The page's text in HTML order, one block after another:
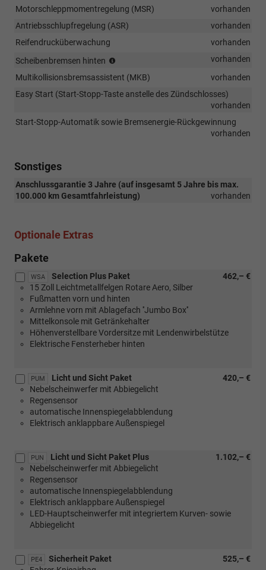
Motorschleppmomentregelung (MSR)
vorhanden
Antriebsschlupfregelung (ASR)
vorhanden
Reifendrucküberwachung
vorhanden
Scheibenbremsen hinten
Verbindung
mit
85
110
kW)
vorhanden
Multikollisionsbremsassistent (MKB)
vorhanden
Easy Start (Start-Stopp-Taste anstelle des Zündschlosses)
vorhanden
Start-Stopp-Automatik sowie Bremsenergie-Rückgewinnung
vorhanden
Sonstiges
Anschlussgarantie 3 Jahre (auf insgesamt 5 Jahre bis max.
100.000 km Gesamtfahrleistung)
vorhanden
Optionale Extras
Pakete
WSA 462,– €
Selection Plus Paket
15 Zoll Leichtmetallfelgen Rotare Aero, Silber
Fußmatten vorn und hinten
Armlehne vorn mit Ablagefach ''Jumbo Box''
Mittelkonsole mit Getränkehalter
Höhenverstellbare Vordersitze mit Lendenwirbelstütze
Elektrische Fensterheber hinten
PUM 420,– €
Licht und Sicht Paket
Nebelscheinwerfer mit Abbiegelicht
Regensensor
automatische Innenspiegelabblendung
Elektrisch anklappbare Außenspiegel
PUN 1.102,– €
Licht und Sicht Paket Plus
Nebelscheinwerfer mit Abbiegelicht
Regensensor
automatische Innenspiegelabblendung
Elektrisch anklappbare Außenspiegel
LED-Hauptscheinwerfer mit integriertem Kurven- sowie
Abbiegelicht
PE4 525,– €
Sicherheit Paket